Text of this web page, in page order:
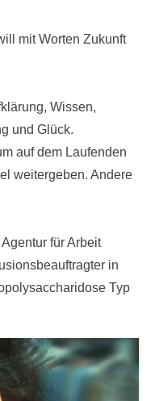
mit Worten Zukunft
Wissen,
und Glück.
auf dem Laufenden
weitergeben. Andere
für Arbeit
in
Typ